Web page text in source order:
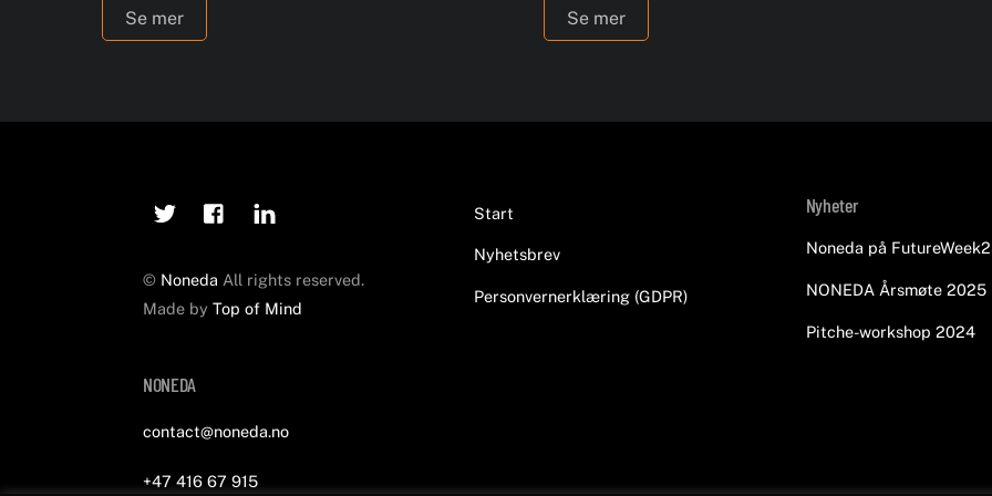
Se mer Se mer
© NonedaAll rights reserved.
Made byTop of Mind
Start
Nyhetsbrev
Personvernerklæring (GDPR)
Nyheter
Noneda på
NONEDA Årsmøte 2025
Pitche-workshop 2024
NONEDA
contact@noneda.no
+47 416 67 915